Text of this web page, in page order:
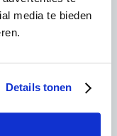
media te bieden
Details tonen